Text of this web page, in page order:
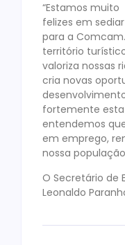
“Estamos muito
felizes em
para a
território
valoriza nossas
cria novas
fortemente
entendemos
em emprego,
nossa
O Secretário de
Leonaldo